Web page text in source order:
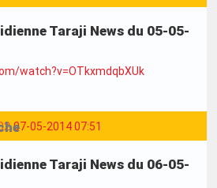
Taraji News du 05-05-
watch?v=OTkxmdqbXUk
07-05-2014 07:51
Taraji News du 06-05-